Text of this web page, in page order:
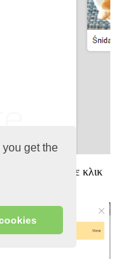
get the
εγγράφου, κάντε κλικ